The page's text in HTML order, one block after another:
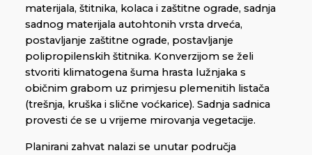
materijala, štitnika, kolaca i zaštitne ograde, sadnja
sadnog materijala autohtonih vrsta drveća,
postavljanje zaštitne ograde, postavljanje
polipropilenskih štitnika. Konverzijom se želi
stvoriti klimatogena šuma hrasta lužnjaka s
običnim grabom uz primjesu plemenitih listača
(trešnja, kruška i slične voćkarice). Sadnja sadnica
provesti će se u vrijeme mirovanja vegetacije.
Planirani zahvat nalazi se unutar područja